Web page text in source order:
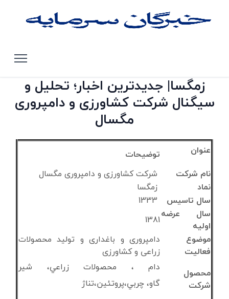
زمگسا| جدیدترین اخبار؛ تحلیل و
سیگنال شرکت کشاورزی و دامپروری
مگسال
عنوان
توضیحات
نام شرکت
شرکت کشاورزی و دامپروری مگسال
نماد
زمگسا
سال تاسیس
سال عرضه
اولیه
1381
موضوع
فعالیت
دامپروری و باغداری و تولید محصولات
زراعی و کشاورزی
محصول
شرکت
دام ، محصولات زراعي، شير
گاو، چربي،پروتئين،تناژ